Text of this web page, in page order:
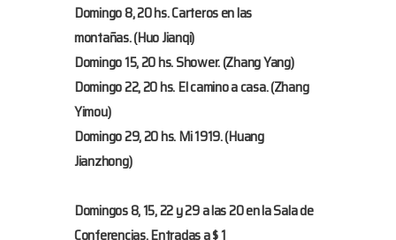
Domingo 8, 20 hs.Carteros en las
montañas.(Huo Jianqi)
Domingo 15, 20 hs.Shower.(Zhang Yang)
Domingo 22, 20 hs.El camino a casa.(Zhang
Yimou)
Domingo 29, 20 hs.Mi 1919.(Huang
Jianzhong)
Domingos 8, 15, 22 y 29 a las 20 en la Sala de
Conferencias. Entradas a $ 1